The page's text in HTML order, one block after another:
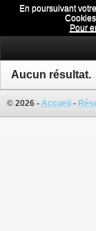
En poursuivant
Pour
Aucun résultat.
© 2026 - Accueil -